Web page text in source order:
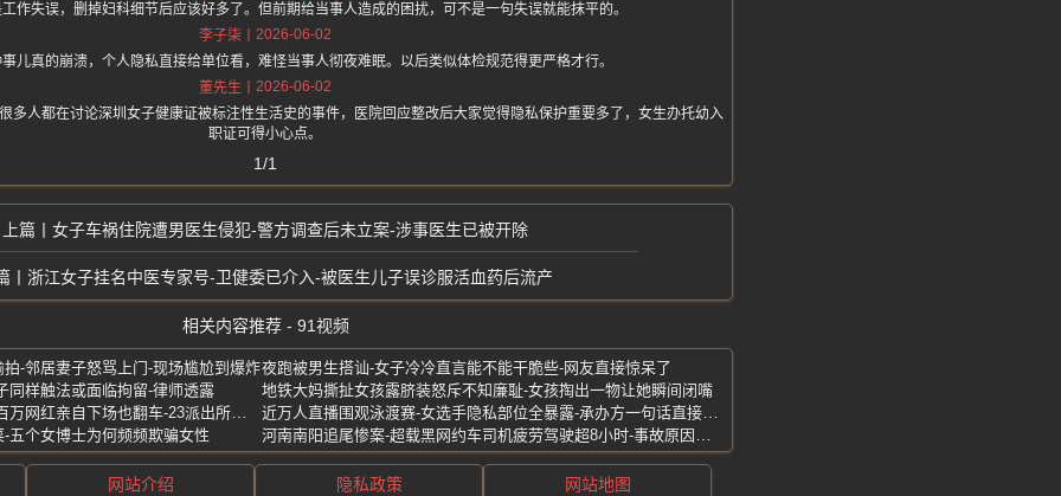
作失误，删掉妇科细节后应该好多了。但前期给当事人造成的困扰，可不是一句失误就能抹平的。
李子柒
2026-06-02
儿真的崩溃，个人隐私直接给单位看，难怪当事人彻夜难眠。以后类似体检规范得更严格才行。
董先生
2026-06-02
多人都在讨论深圳女子健康证被标注性生活史的事件，医院回应整改后大家觉得隐私保护重要多了，女生办托幼入
职证可得小心点。
1/1
女子车祸住院遭男医生侵犯-警方调查后未立案-涉事医生已被开除
浙江女子挂名中医专家号-卫健委已介入-被医生儿子误诊服活血药后流产
相关内容推荐 - 91视频
-邻居妻子怒骂上门-现场尴尬到爆炸夜跑被男生搭讪-女子冷冷直言能不能干脆些-网友直接惊呆了
同样触法或面临拘留-律师透露
地铁大妈撕扯女孩露脐装怒斥不知廉耻-女孩掏出一物让她瞬间闭嘴
五个女博士为何频频欺骗女性
网站介绍 隐私政策 网站地图